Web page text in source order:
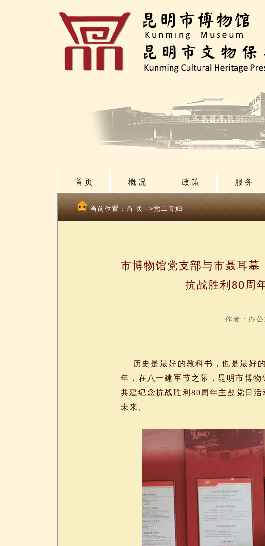
首 页 概 况 政 策 服 务
当前位置： 首 页-->党工青妇
市博物馆党支部与市聂耳
抗战胜利80周
作者：办
历史是最好的教科书，也是最好的
年，在八一建军节之际，昆明市博
共建纪念抗战胜利80周年主题党日
未来。